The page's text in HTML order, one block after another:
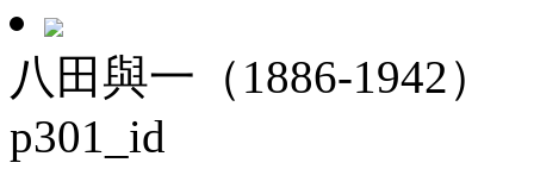
八田與一（1886-1942）
p301_id